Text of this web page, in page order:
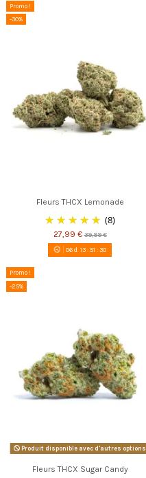
Promo !
-30%
Fleurs THCX Lemonade
(8)
27,99 €39,99 €
06d. 13:51 :30
Promo !
-25%
Produit disponible avec d'autres options
Fleurs THCX Sugar Candy